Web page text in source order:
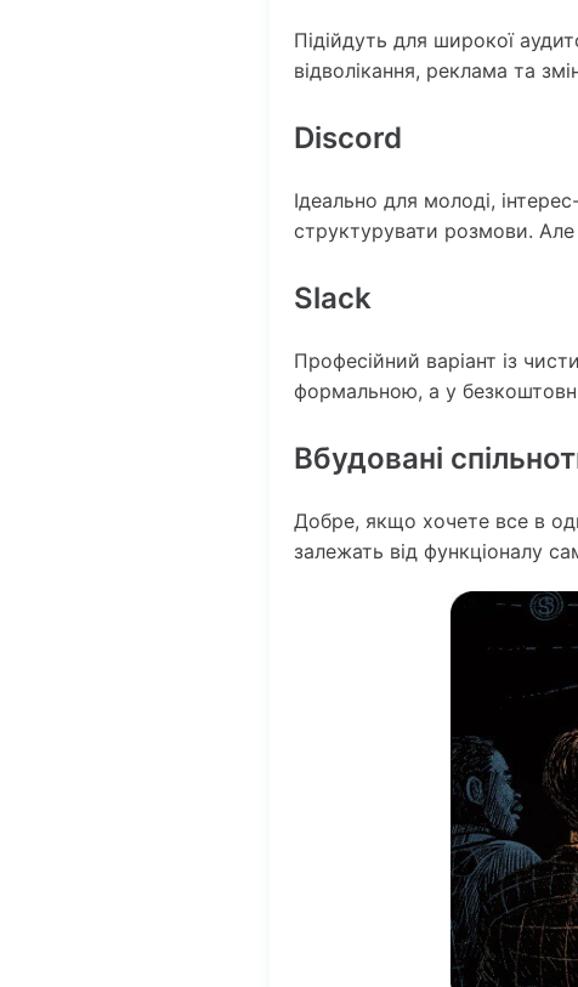
Підійдуть для широкої
відволікання, реклама та
Discord
Ідеально для молоді,
структурувати розмови.
Slack
Професійний варіант із
формальною, а у
Вбудовані
Добре, якщо хочете все в
залежать від функціоналу